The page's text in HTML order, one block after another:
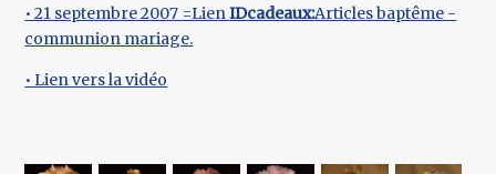
• 21 septembre 2007 =LienIDcadeaux:Articles baptême -
communion mariage.
• Lien vers la vidéo